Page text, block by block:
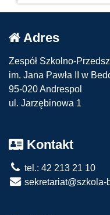
Adres
Zespół Szkolno-
im. Jana Pawła II w
95-020 Andrespol
ul. Jarzębinowa 1
Kontakt
tel.: 42 213 21 10
sekretariat@szkola-